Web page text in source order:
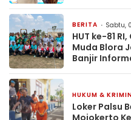
BERITA Sabtu,
HUT ke-81
Muda Blora
Banjir
HUKUM &
Loker Palsu
Mojokerto